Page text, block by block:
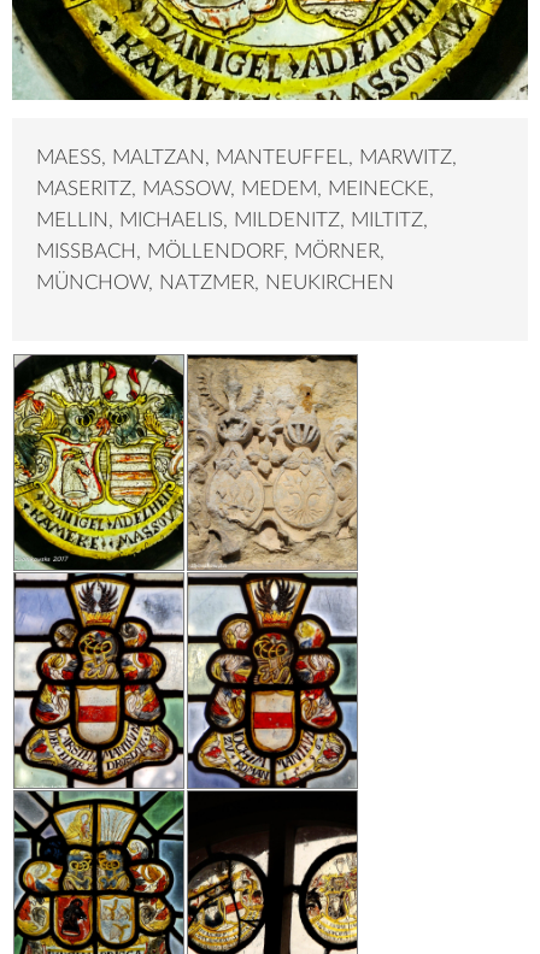
MAESS, MALTZAN, MANTEUFFEL, MARWITZ,
MASERITZ, MASSOW, MEDEM, MEINECKE,
MELLIN, MICHAELIS, MILDENITZ, MILTITZ,
MISSBACH, MÖLLENDORF, MÖRNER,
MÜNCHOW, NATZMER, NEUKIRCHEN